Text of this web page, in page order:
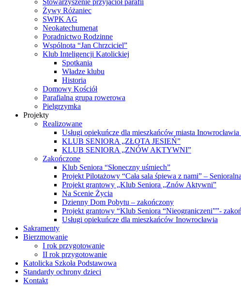
Stowarzyszenie przyjaciół parafii
Żywy Różaniec
SWPK AG
Neokatechumenat
Poradnictwo Rodzinne
Wspólnota “Jan Chrzciciel”
Klub Inteligencji Katolickiej
Spotkania
Władze klubu
Historia
Domowy Kościół
Parafialna grupa rowerowa
Pielgrzymka
Projekty
Realizowane
Usługi opiekuńcze dla mieszkańców miasta
KLUB SENIORA „ZŁOTA JESIEŃ”
KLUB SENIORA „ZNÓW AKTYWNI”
Zakończone
Klub Seniora “Słoneczny uśmiech”
Projekt Pilotażowy “Cała sala śpiewa z nami” –
Projekt grantowy „Klub Seniora „Znów Aktywni”
Na Scenie Życia
Dzienny Dom Pobytu – zakończony
Projekt grantowy “Klub Seniora “Nieograniczeni””-
Usługi opiekuńcze dla mieszkańców Inowrocławia
Sakramenty
Bierzmowanie
I rok przygotowanie
II rok przygotowanie
Katolicka Szkoła Podstawowa
Standardy ochrony dzieci
Kontakt